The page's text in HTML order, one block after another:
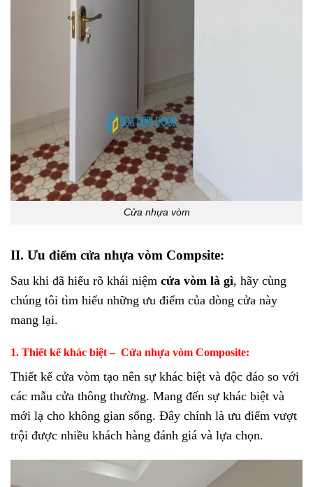
Cửa nhựa vòm
II. Ưu điểm cửa nhựa vòm​ Compsite:
Sau khi đã hiểu rõ khái niệm cửa vòm là gì, hãy cùng
chúng tôi tìm hiểu những ưu điểm của dòng cửa này
mang lại.
1. Thiết kế khác biệt – Cửa nhựa vòm Composite:
Thiết kế cửa vòm tạo nên sự khác biệt và độc đáo so với
các mẫu cửa thông thường. Mang đến sự khác biệt và
mới lạ cho không gian sống. Đây chính là ưu điểm vượt
trội được nhiều khách hàng đánh giá và lựa chọn.